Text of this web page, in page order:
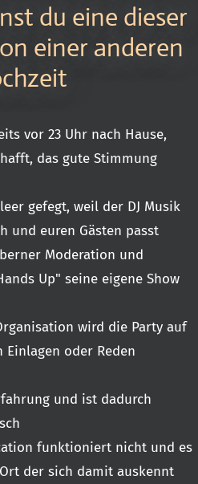
du eine dieser
einer anderen
vor 23 Uhr nach Hause,
das gute Stimmung
gefegt, weil der DJ Musik
und euren Gästen passt
Moderation und
Up" seine eigene Show
wird die Party auf
oder Reden
und ist dadurch
funktioniert nicht und es
der sich damit auskennt